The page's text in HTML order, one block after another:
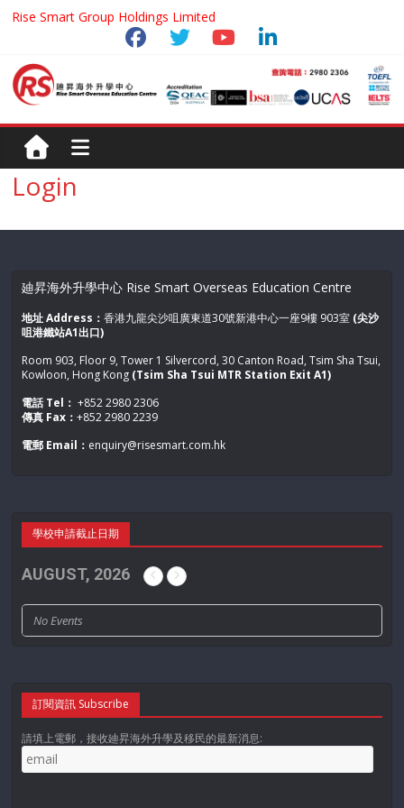
Rise Smart Group Holdings Limited
Login
廸昇海外升學中心 Rise Smart Overseas Education Centre
地址 Address：香港九龍尖沙咀廣東道30號新港中心一座9樓 903室 (尖沙
咀港鐵站A1出口)
Room 903, Floor 9, Tower 1 Silvercord, 30 Canton Road, Tsim Sha Tsui,
Kowloon, Hong Kong (Tsim Sha Tsui MTR Station Exit A1)
電話 Tel： +852 2980 2306
傳真 Fax：+852 2980 2239
電郵 Email： enquiry@risesmart.com.hk
學校申請截止日期
AUGUST, 2026
No Events
訂閱資訊 Subscribe
請填上電郵，接收廸昇海外升學及移民的最新消息: